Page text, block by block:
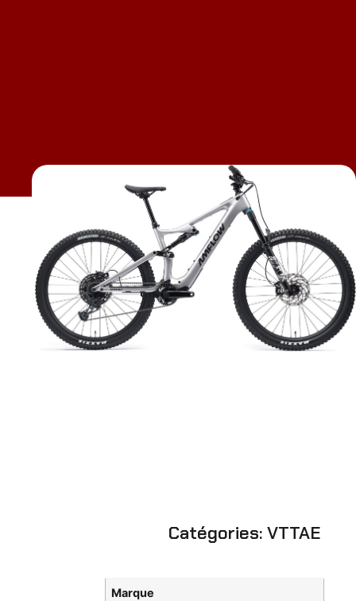
Catégories: VTTAE
Marque